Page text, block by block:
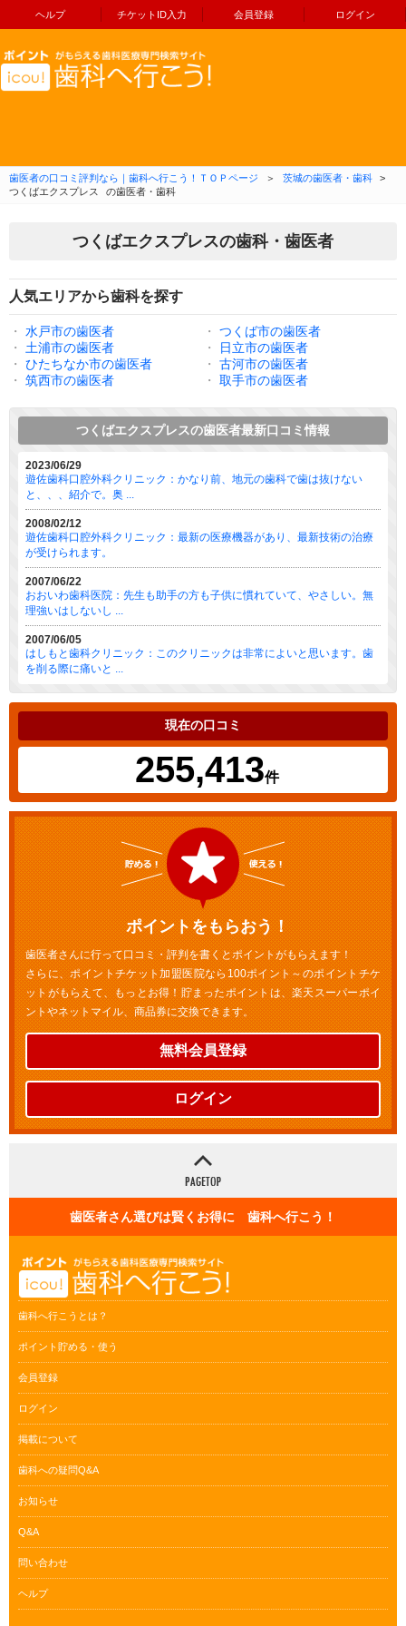
ヘルプ チケットID入力 会員登録 ログイン
コンテンツへ移動
歯医者の口コミ評判なら｜歯科へ行こう！ＴＯＰページ ＞ 茨城の歯医者・歯科
>
つくばエクスプレス
の歯医者・歯科
つくばエクスプレスの歯科・歯医者
人気エリアから歯科を探す
・ 水戸市の歯医者 ・
つくば市の歯医者
・
土浦市の歯医者 ・
日立市の歯医者
・
ひたちなか市の歯医者 ・
古河市の歯医者
・
筑西市の歯医者 ・ 取手市の歯医者
つくばエクスプレスの歯医者最新口コミ情報
2023/06/29
遊佐歯科口腔外科クリニック：かなり前、地元の歯科で歯は抜けない
と、、、紹介で。奥 ...
2008/02/12
遊佐歯科口腔外科クリニック：最新の医療機器があり、最新技術の治療
が受けられます。
2007/06/22
おおいわ歯科医院：先生も助手の方も子供に慣れていて、やさしい。無
理強いはしないし ...
2007/06/05
はしもと歯科クリニック：このクリニックは非常によいと思います。歯
を削る際に痛いと ...
現在の口コミ
255,413件
ポイントをもらおう！
歯医者さんに行って口コミ・評判を書くとポイントがもらえます！
さらに、ポイントチケット加盟医院なら100ポイント～のポイントチケ
ットがもらえて、もっとお得！貯まったポイントは、楽天スーパーポイ
ントやネットマイル、商品券に交換できます。
無料会員登録
ログイン
歯医者さん選びは賢くお得に 歯科へ行こう！
歯科へ行こうとは？
ポイント貯める・使う
会員登録
ログイン
掲載について
歯科への疑問Q&A
お知らせ
Q&A
問い合わせ
ヘルプ